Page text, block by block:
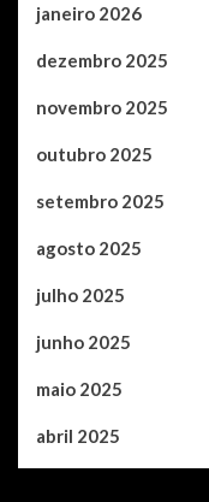
janeiro 2026
dezembro 2025
novembro 2025
outubro 2025
setembro 2025
agosto 2025
julho 2025
junho 2025
maio 2025
abril 2025